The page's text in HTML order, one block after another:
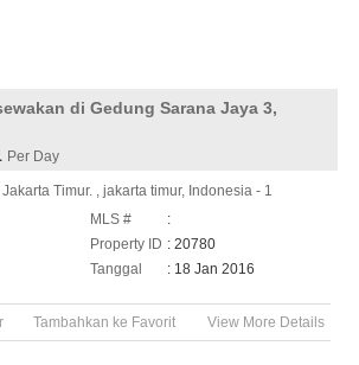
di Gedung Sarana Jaya 3,
Per Day
Timur. , jakarta timur, Indonesia - 1
MLS #
:
Property ID : 20780
Tanggal
: 18 Jan 2016
Tambahkan ke Favorit View More Details